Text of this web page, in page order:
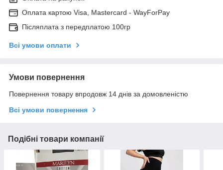
Оплата картою Visa, Mastercard - WayForPay
Післяплата з передплатою 100гр
Всі умови оплати
Умови повернення
Повернення товару впродовж 14 днів за домовленістю
Всі умови повернення
Подібні товари компанії